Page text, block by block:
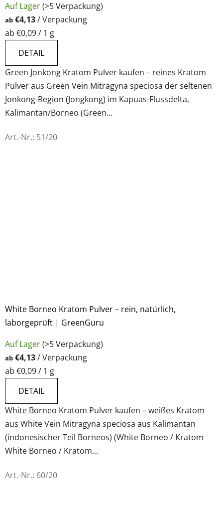
durchschnittliche
Produktbewertung
ist
von
5
Sternen.
Auf Lager(>5 Verpackung)
ab €4,13/ Verpackung
Verkaufspreis:
ab €0,09 / 1 g
DETAIL
Green Jonkong Kratom Pulver kaufen – reines Kratom
Pulver aus Green Vein Mitragyna speciosa der seltenen
Jonkong-Region (Jongkong) im Kapuas-Flussdelta,
Kalimantan/Borneo (Green...
Art.-Nr.: 51/20
White Borneo Kratom Pulver – rein, natürlich,
laborgeprüft | GreenGuru
durchschnittliche
Produktbewertung
ist
von
5
Sternen.
Auf Lager(>5 Verpackung)
ab €4,13/ Verpackung
Verkaufspreis:
ab €0,09 / 1 g
DETAIL
White Borneo Kratom Pulver kaufen – weißes Kratom
aus White Vein Mitragyna speciosa aus Kalimantan
(indonesischer Teil Borneos) (White Borneo / Kratom
White Borneo / Kratom...
Art.-Nr.: 60/20